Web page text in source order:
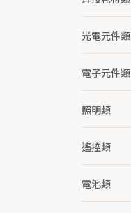
光電元件類
電子元件類
照明類
遙控類
電池類